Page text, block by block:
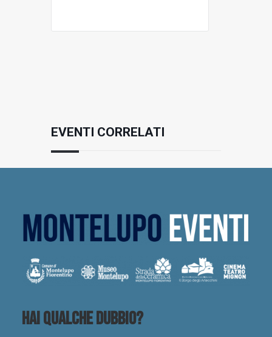
EVENTI CORRELATI
Hai qualche dubbio?